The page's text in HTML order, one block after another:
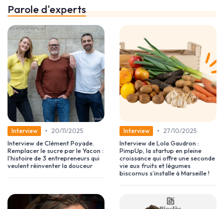
Parole d'experts
Interview • 20/11/2025
Interview de Clément Poyade.
Remplacer le sucre par le Yacon :
l’histoire de 3 entrepreneurs qui
veulent réinventer la douceur
Interview • 27/10/2025
Interview de Lola Gaudron :
PimpUp, la startup en pleine
croissance qui offre une seconde
vie aux fruits et légumes
biscornus s’installe à Marseille !